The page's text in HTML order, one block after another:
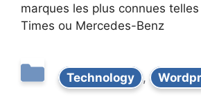
marques les plus connues
Times ou Mercedes-Benz
Technology ,